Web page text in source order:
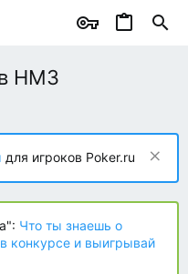
HM3
для игроков Poker.ru
Что ты знаешь о
конкурсе и выигрывай